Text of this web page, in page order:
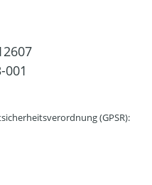
001
(GPSR):